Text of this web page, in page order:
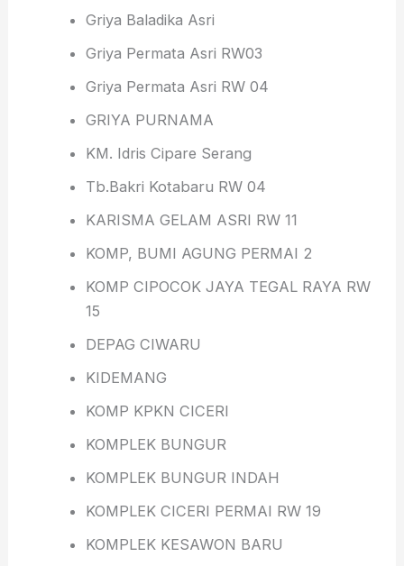
Griya Baladika Asri
Griya Permata Asri RW03
Griya Permata Asri RW 04
GRIYA PURNAMA
KM. Idris Cipare Serang
Tb.Bakri Kotabaru RW 04
KARISMA GELAM ASRI RW 11
KOMP, BUMI AGUNG PERMAI 2
KOMP CIPOCOK JAYA TEGAL RAYA RW
15
DEPAG CIWARU
KIDEMANG
KOMP KPKN CICERI
KOMPLEK BUNGUR
KOMPLEK BUNGUR INDAH
KOMPLEK CICERI PERMAI RW 19
KOMPLEK KESAWON BARU